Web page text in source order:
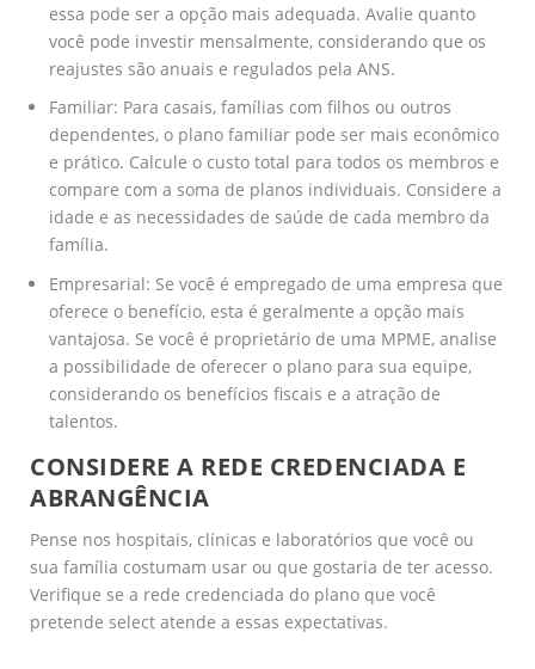
essa pode ser a opção mais adequada. Avalie quanto
você pode investir mensalmente, considerando que os
reajustes são anuais e regulados pela ANS.
Familiar: Para casais, famílias com filhos ou outros
dependentes, o plano familiar pode ser mais econômico
e prático. Calcule o custo total para todos os membros e
compare com a soma de planos individuais. Considere a
idade e as necessidades de saúde de cada membro da
família.
Empresarial: Se você é empregado de uma empresa que
oferece o benefício, esta é geralmente a opção mais
vantajosa. Se você é proprietário de uma MPME, analise
a possibilidade de oferecer o plano para sua equipe,
considerando os benefícios fiscais e a atração de
talentos.
CONSIDERE A REDE CREDENCIADA E
ABRANGÊNCIA
Pense nos hospitais, clínicas e laboratórios que você ou
sua família costumam usar ou que gostaria de ter acesso.
Verifique se a rede credenciada do plano que você
pretende select atende a essas expectativas.